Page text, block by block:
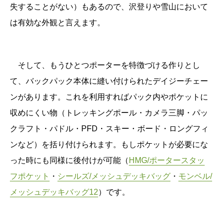
失することがない）もあるので、沢登りや雪山において
は有効な外観と言えます。
そして、もうひとつポーターを特徴づける作りとし
て、バックパック本体に縫い付けられたデイジーチェー
ンがあります。これを利用すればパック内やポケットに
収めにくい物（トレッキングポール・カメラ三脚・パッ
クラフト・パドル・PFD・スキー・ボード・ロングフィ
ンなど）を括り付けられます。もしポケットが必要にな
った時にも同様に後付けが可能（ HMG/ポータースタッ
フポケット
・ シールズ/メッシュデッキバッグ ・ モンベル/
メッシュデッキバッグ12）です。